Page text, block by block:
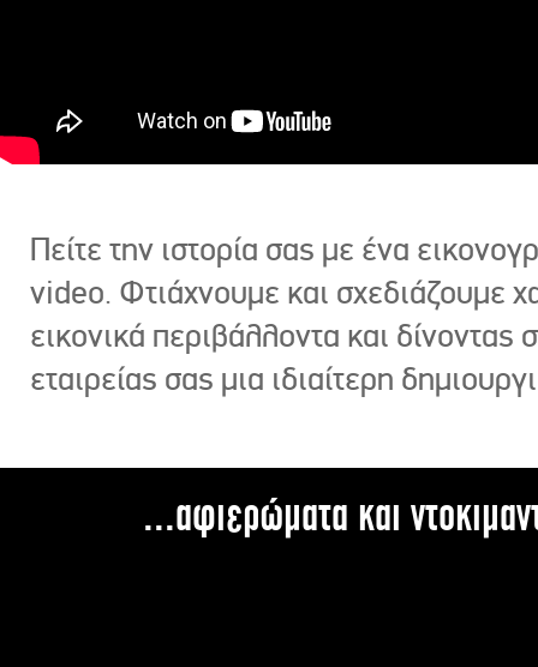
Πείτε την ιστορία σας με ένα
video. Φτιάχνουμε και σχεδιάζουμε
εικονικά περιβάλλοντα και δίνοντας
εταιρείας σας μια ιδιαίτερη
...αφιερώματα και